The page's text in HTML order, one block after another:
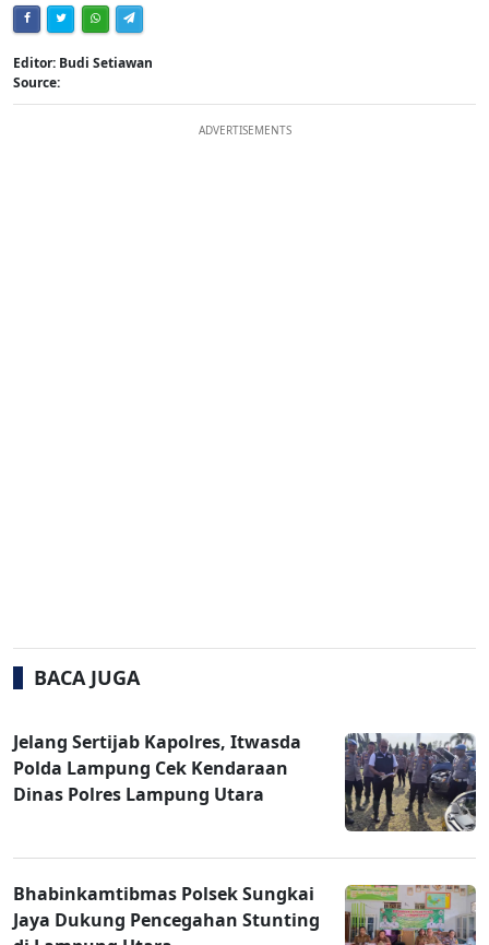
Editor: Budi Setiawan
Source:
ADVERTISEMENTS
BACA JUGA
Jelang Sertijab Kapolres, Itwasda
Polda Lampung Cek Kendaraan
Dinas Polres Lampung Utara
Bhabinkamtibmas Polsek Sungkai
Jaya Dukung Pencegahan Stunting